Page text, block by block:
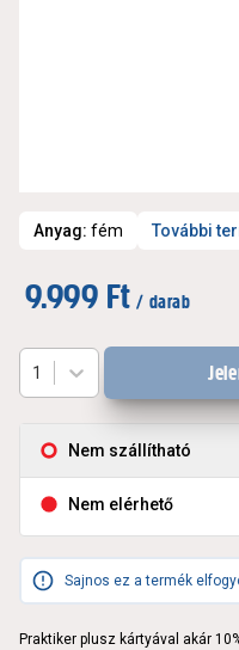
Anyag: fém További
9.999 Ft / darab
Nem szállítható
Nem elérhető
1
Sajnos ez a termék
Praktiker plusz kártyával akár